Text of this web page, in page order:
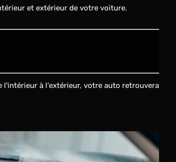
et extérieur de votre voiture.
l'intérieur à l'extérieur, votre auto retrouvera